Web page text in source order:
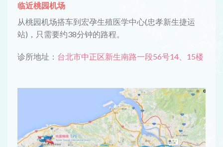
临近桃园机场
从桃园机场搭车到宏孕生殖医学中心(忠孝新生捷运
站)，只需要约38分钟的路程。
诊所地址： 台北市中正区新生南路一段56号14、15楼